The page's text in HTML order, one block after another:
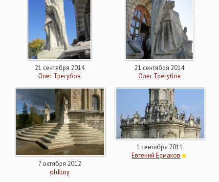
21 сентября 2014
Олег Трегубов
21 сентября 2014
Олег Трегубов
7 октября 2012
oldboy
1 сентября 2011
Евгений Ермаков